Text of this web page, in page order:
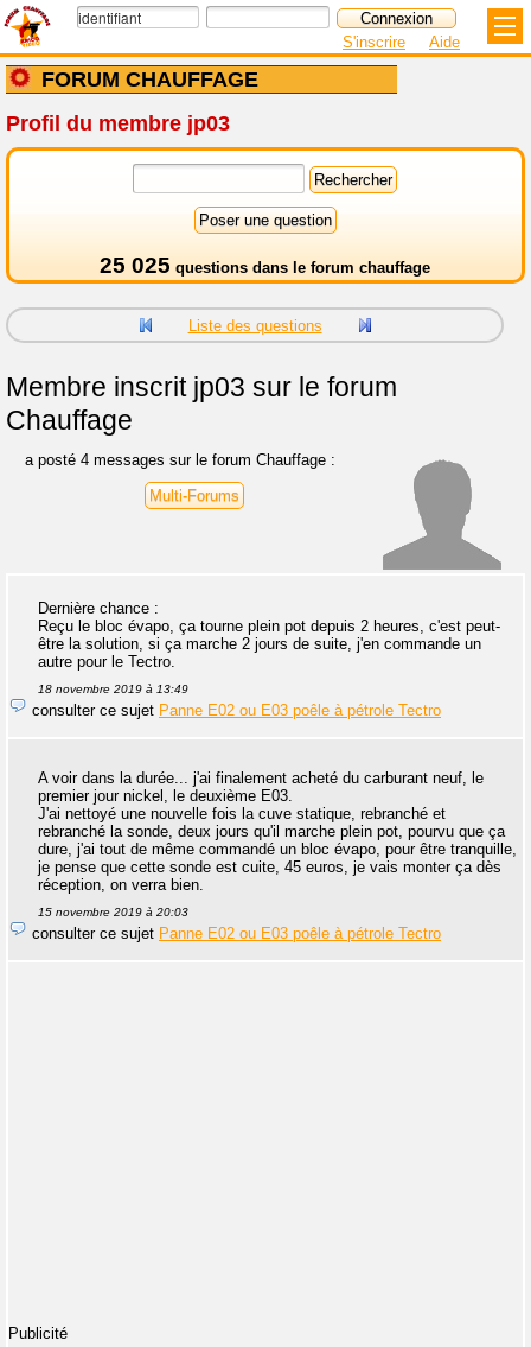
FORUM CHAUFFAGE
S'inscrire Aide
Profil du membre jp03
25 025 questions dans le forum chauffage
Liste des questions
Membre inscritjp03 sur le forum
Chauffage
a posté 4 messages sur le forum Chauffage :
Multi-Forums
Dernière chance :
Reçu le bloc évapo, ça tourne plein pot depuis 2 heures, c'est peut-
être la solution, si ça marche 2 jours de suite, j'en commande un
autre pour le Tectro.
18 novembre 2019 à 13:49
consulter ce sujet Panne E02 ou E03 poêle à pétrole Tectro
A voir dans la durée... j'ai finalement acheté du carburant neuf, le
premier jour nickel, le deuxième E03.
J'ai nettoyé une nouvelle fois la cuve statique, rebranché et
rebranché la sonde, deux jours qu'il marche plein pot, pourvu que ça
dure, j'ai tout de même commandé un bloc évapo, pour être tranquille,
je pense que cette sonde est cuite, 45 euros, je vais monter ça dès
réception, on verra bien.
15 novembre 2019 à 20:03
consulter ce sujet Panne E02 ou E03 poêle à pétrole Tectro
Publicité